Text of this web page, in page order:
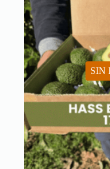
SIN